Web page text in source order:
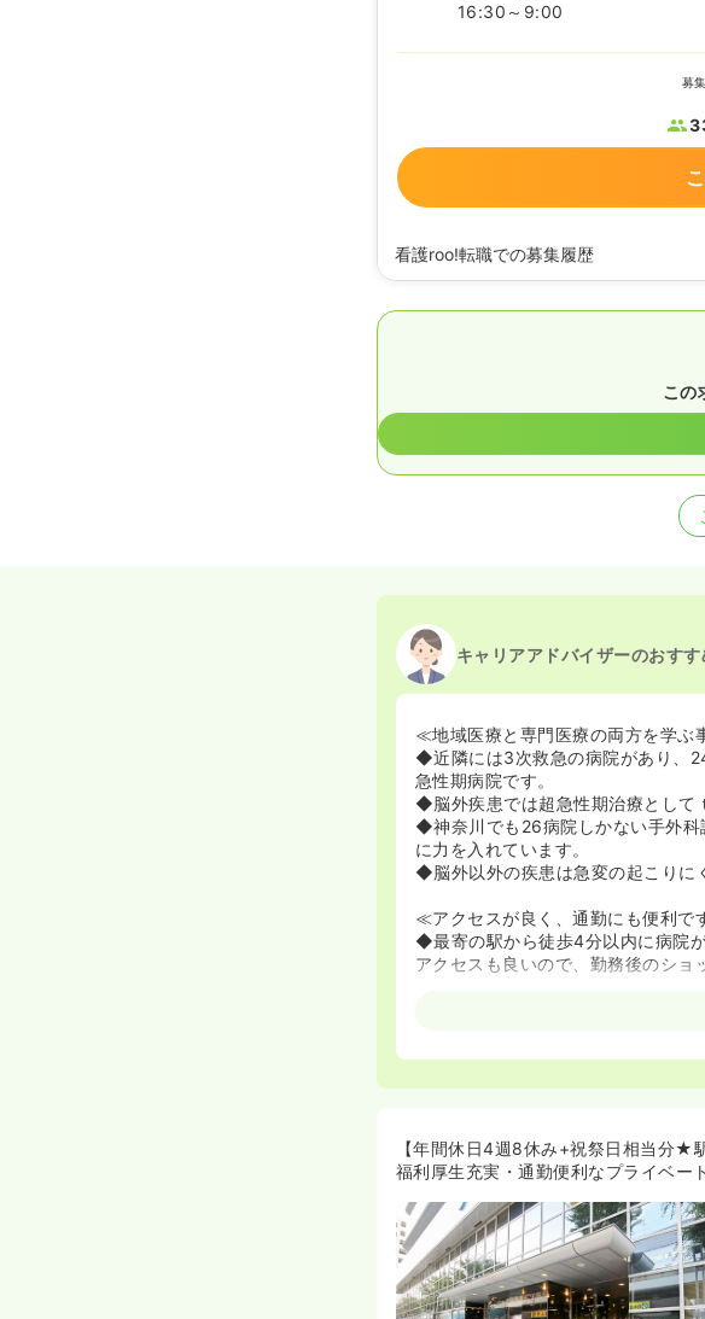
16:30～9:00
募
看護roo!転職での募集履歴
2026/02/26正看護師の募集を休止
正・准看護師の募集を休止
2020/09/17正・准看護師を募集中
この
キャリアアドバイザーのおすす
≪地域医療と専門医療の両方を学ぶ
◆​​​​近隣には3次救急の病院があり、
急性期病院です。
◆​​​​脳外疾患では超急性期治療として
◆​​​​神奈川でも26病院しかない手外科
に力を入れています。
◆​​​​脳外以外の疾患は急変の起こりに
≪アクセスが良く、通勤にも便利で
◆最寄の駅から徒歩4分以内に病院
アクセスも良いので、勤務後のショ
寮をご用意します！ご自身で借り
≪安心の教育体制があります≫
◆毎年新卒を15名前後採用していま
ヶ月、1年」ごとにしっかりと振り
≪子育てをしながらでも働きやすい
◆家庭をお持ちの看護師さんも大勢
たくて仕方なかった、という経験か
【年間休日4週8休み+祝祭日相当分
福利厚生充実・通勤便利なプライベー